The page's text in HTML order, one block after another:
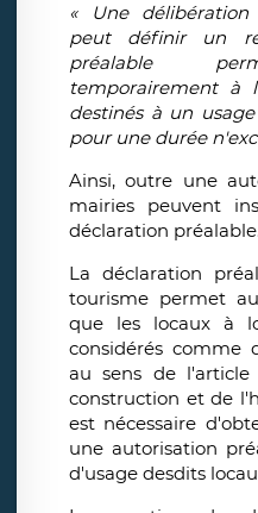
« Une
peut définir un
préalable
temporairement à
destinés à un
pour une durée
Ainsi, outre une
mairies peuvent
déclaration
La déclaration
tourisme permet
que les locaux à
considérés comme
au sens de l'article
construction et de
est nécessaire
une autorisation
d'usage desdits